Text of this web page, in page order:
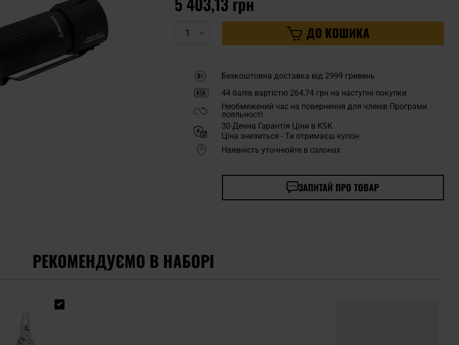
ДО КОШИКА
Безкоштовна доставка від 2999 гривень
44балів вартістю 264,74 грн на наступні покупки
Необмежений час на повернення для членів Програми
лояльності
30-Денна Гарантія Ціни в KSK
Ціна знизиться - Ти отримаєш купон
Наявність уточнюйте в салонах
ЗАПИТАЙ ПРО ТОВАР
РЕКОМЕНДУЄМО В НАБОРІ